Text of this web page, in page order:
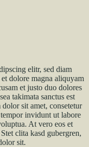
elitr, sed diam
dolore magna aliquyam
et justo duo dolores
takimata sanctus est
sit amet, consetetur
invidunt ut labore
At vero eos et
clita kasd gubergren,
sit.